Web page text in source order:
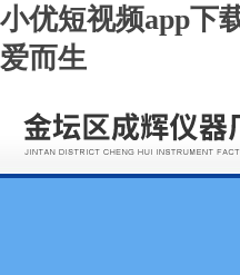
小优短视频app下
爱而生